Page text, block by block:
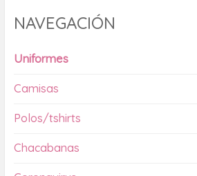
NAVEGACIÓN
Uniformes
Camisas
Polos/tshirts
Chacabanas